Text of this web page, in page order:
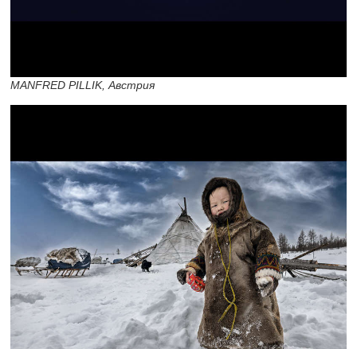
MANFRED PILLIK, Австрия